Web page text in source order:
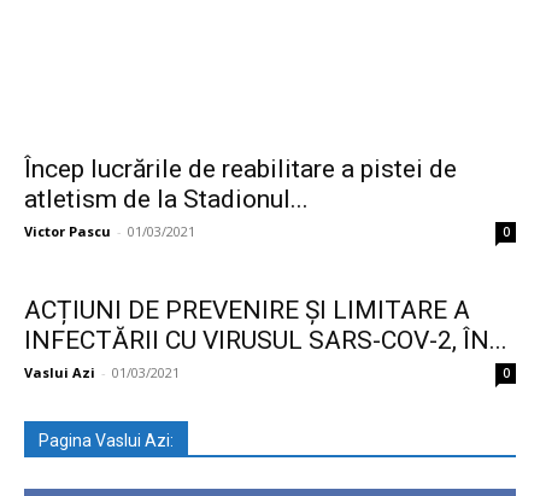
Încep lucrările de reabilitare a pistei de
atletism de la Stadionul...
Victor Pascu - 01/03/2021 0
ACȚIUNI DE PREVENIRE ȘI LIMITARE A
INFECTĂRII CU VIRUSUL SARS-COV-2, ÎN...
Vaslui Azi - 01/03/2021 0
Pagina Vaslui Azi: